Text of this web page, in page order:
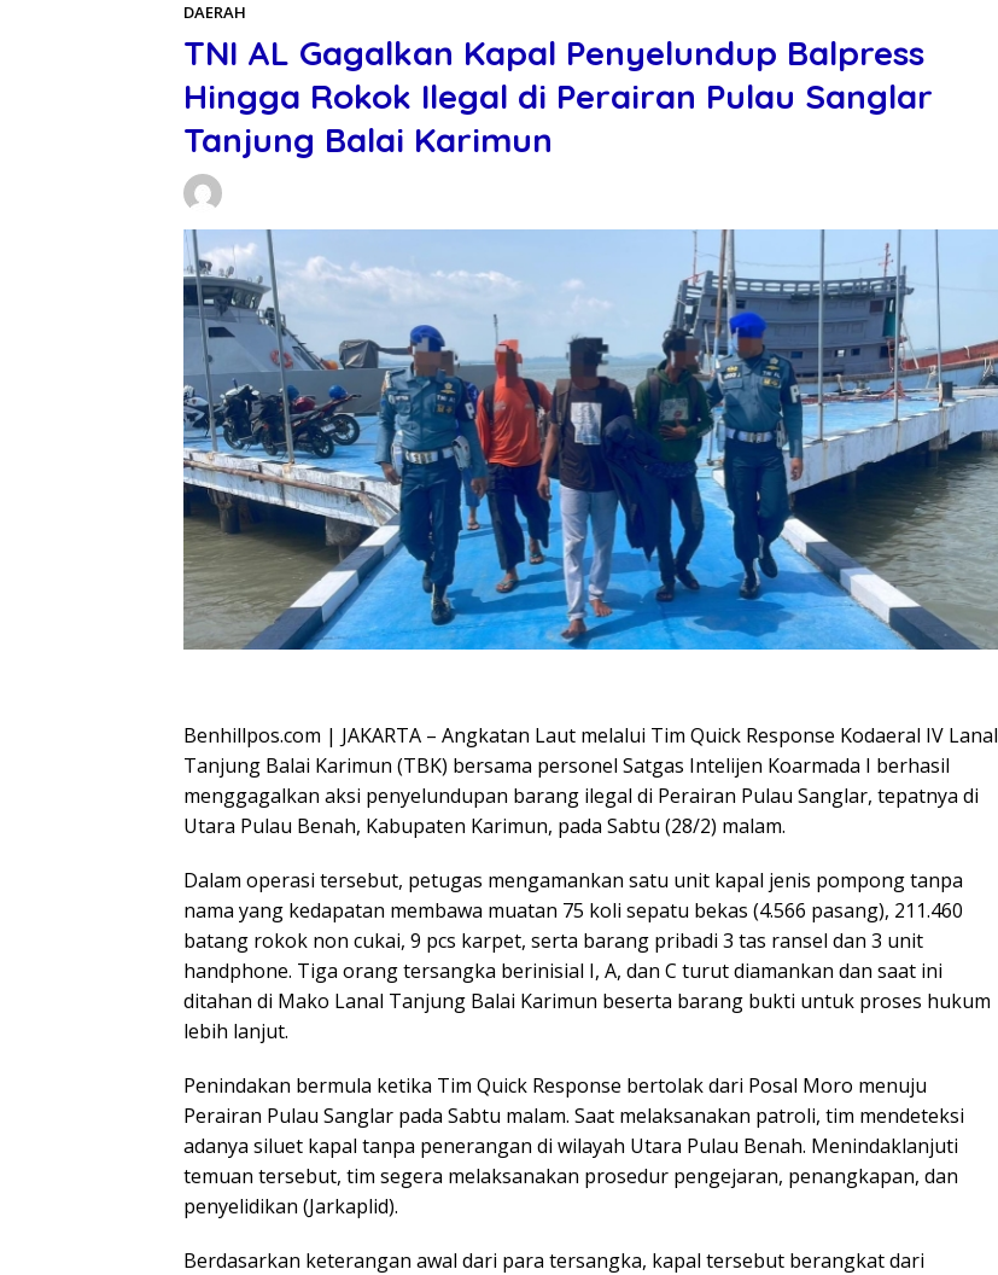
DAERAH
TNI AL Gagalkan Kapal Penyelundup Balpress
Hingga Rokok Ilegal di Perairan Pulau Sanglar
Tanjung Balai Karimun
Benhillpos.com | JAKARTA – Angkatan Laut melalui Tim Quick Response Kodaeral IV Lanal
Tanjung Balai Karimun (TBK) bersama personel Satgas Intelijen Koarmada I berhasil
menggagalkan aksi penyelundupan barang ilegal di Perairan Pulau Sanglar, tepatnya di
Utara Pulau Benah, Kabupaten Karimun, pada Sabtu (28/2) malam.
Dalam operasi tersebut, petugas mengamankan satu unit kapal jenis pompong tanpa
nama yang kedapatan membawa muatan 75 koli sepatu bekas (4.566 pasang), 211.460
batang rokok non cukai, 9 pcs karpet, serta barang pribadi 3 tas ransel dan 3 unit
handphone. Tiga orang tersangka berinisial I, A, dan C turut diamankan dan saat ini
ditahan di Mako Lanal Tanjung Balai Karimun beserta barang bukti untuk proses hukum
lebih lanjut.
Penindakan bermula ketika Tim Quick Response bertolak dari Posal Moro menuju
Perairan Pulau Sanglar pada Sabtu malam. Saat melaksanakan patroli, tim mendeteksi
adanya siluet kapal tanpa penerangan di wilayah Utara Pulau Benah. Menindaklanjuti
temuan tersebut, tim segera melaksanakan prosedur pengejaran, penangkapan, dan
penyelidikan (Jarkaplid).
Berdasarkan keterangan awal dari para tersangka, kapal tersebut berangkat dari